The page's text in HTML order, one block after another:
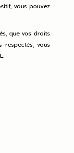
vous pouvez
que vos droits
respectés, vous